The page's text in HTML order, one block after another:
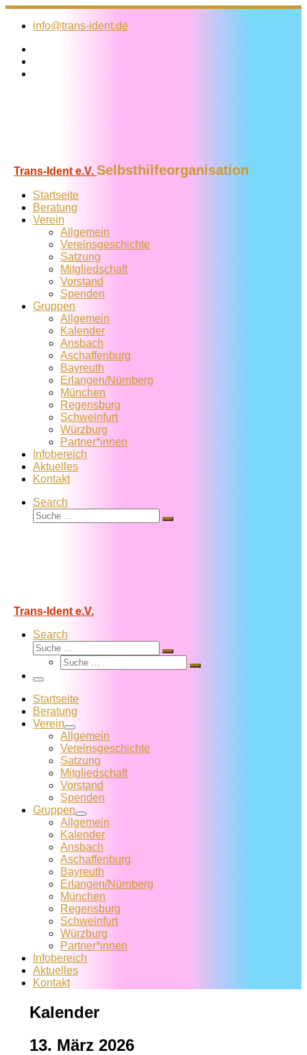
Zum
Inhalt
info@trans-ident.de
Trans-Ident e.V. Selbsthilfeorganisation
Startseite
Beratung
Verein
Allgemein
Vereins­geschichte
Satzung
Mitglied­schaft
Vorstand
Spenden
Gruppen
Allgemein
Kalender
Ansbach
Aschaffenburg
Bayreuth
Erlangen/Nürnberg
München
Regensburg
Schweinfurt
Würzburg
Partner*innen
Infobereich
Aktuelles
Kontakt
Search
Suche
Suche
Trans-Ident e.V.
Search
Suche
Suche
Suche
Suche
Menü
Startseite
Beratung
Verein
Allgemein
Vereins­geschichte
Satzung
Mitglied­schaft
Vorstand
Spenden
Gruppen
Allgemein
Kalender
Ansbach
Aschaffenburg
Bayreuth
Erlangen/Nürnberg
München
Regensburg
Schweinfurt
Würzburg
Partner*innen
Infobereich
Aktuelles
Kontakt
Kalender
13. März 2026